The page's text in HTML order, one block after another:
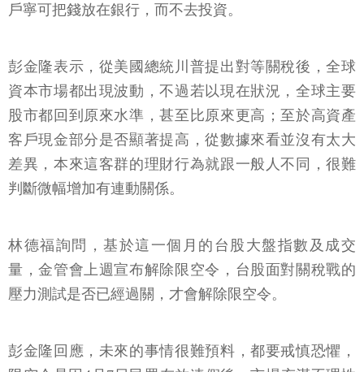
戶寧可把錢放在銀行，而不去投資。
彭金隆表示，從美國總統川普提出對等關稅後，全球
資本市場都出現波動，不過若以現在狀況，全球主要
股市都回到原來水準，甚至比原來更高；至於高資產
客戶現金部分是否顯著提高，從數據來看並沒有太大
差異，本來這客群的理財行為就跟一般人不同，很難
判斷微幅增加有連動關係。
林德福詢問，基於這一個月的台股大盤指數及成交
量，金管會上週宣布解除限空令，台股面對關稅戰的
壓力測試是否已經過關，才會解除限空令。
彭金隆回應，未來的事情很難預料，都要戒慎恐懼，